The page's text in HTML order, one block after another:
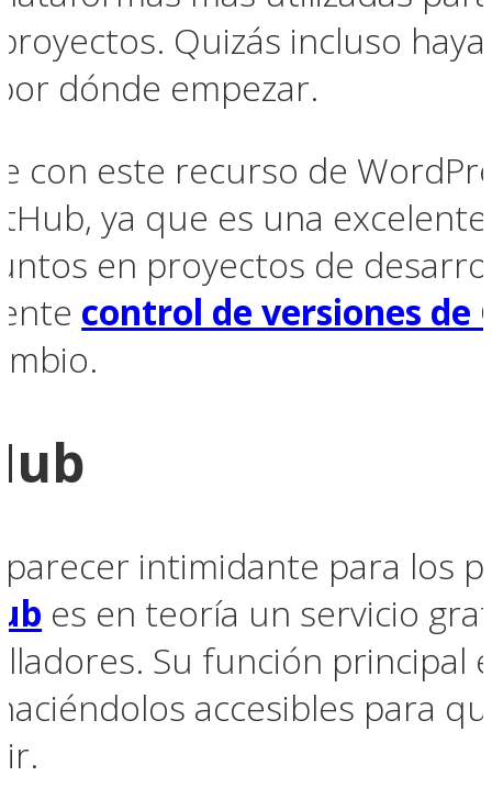
Quizás incluso
dónde empezar.
con este recurso de
ya que es una
en proyectos de
control de versiones de
intimidante para los
es en teoría un servicio
Su función principal
accesibles para